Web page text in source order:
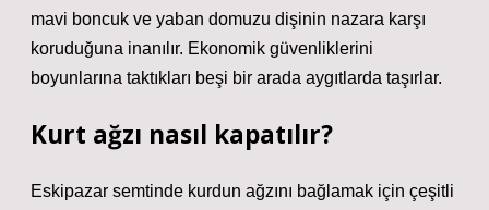
mavi boncuk ve yaban domuzu dişinin nazara karşı
koruduğuna inanılır. Ekonomik güvenliklerini
boyunlarına taktıkları beşi bir arada aygıtlarda taşırlar.
Kurt ağzı nasıl kapatılır?
Eskipazar semtinde kurdun ağzını bağlamak için çeşitli